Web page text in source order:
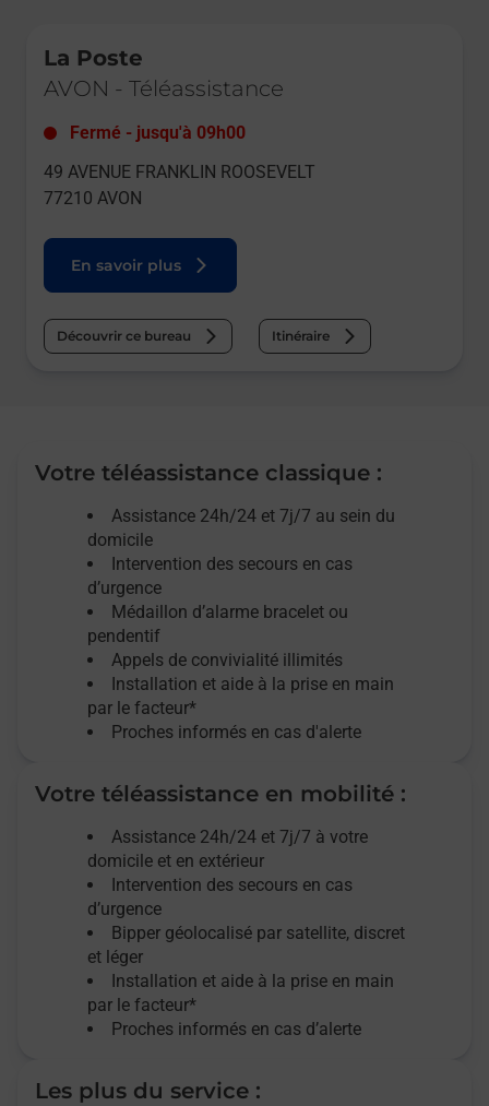
La Poste
AVON - Téléassistance
Fermé - jusqu'à 09h00
49 AVENUE FRANKLIN ROOSEVELT
77210 AVON
En savoir plus
Découvrir ce bureau Itinéraire
Votre téléassistance classique :
Assistance 24h/24 et 7j/7 au sein du
domicile
Intervention des secours en cas
d’urgence
Médaillon d’alarme bracelet ou
pendentif
Appels de convivialité illimités
Installation et aide à la prise en main
par le facteur*
Proches informés en cas d'alerte
Votre téléassistance en mobilité :
Assistance 24h/24 et 7j/7 à votre
domicile et en extérieur
Intervention des secours en cas
d’urgence
Bipper géolocalisé par satellite, discret
et léger
Installation et aide à la prise en main
par le facteur*
Proches informés en cas d’alerte
Les plus du service :